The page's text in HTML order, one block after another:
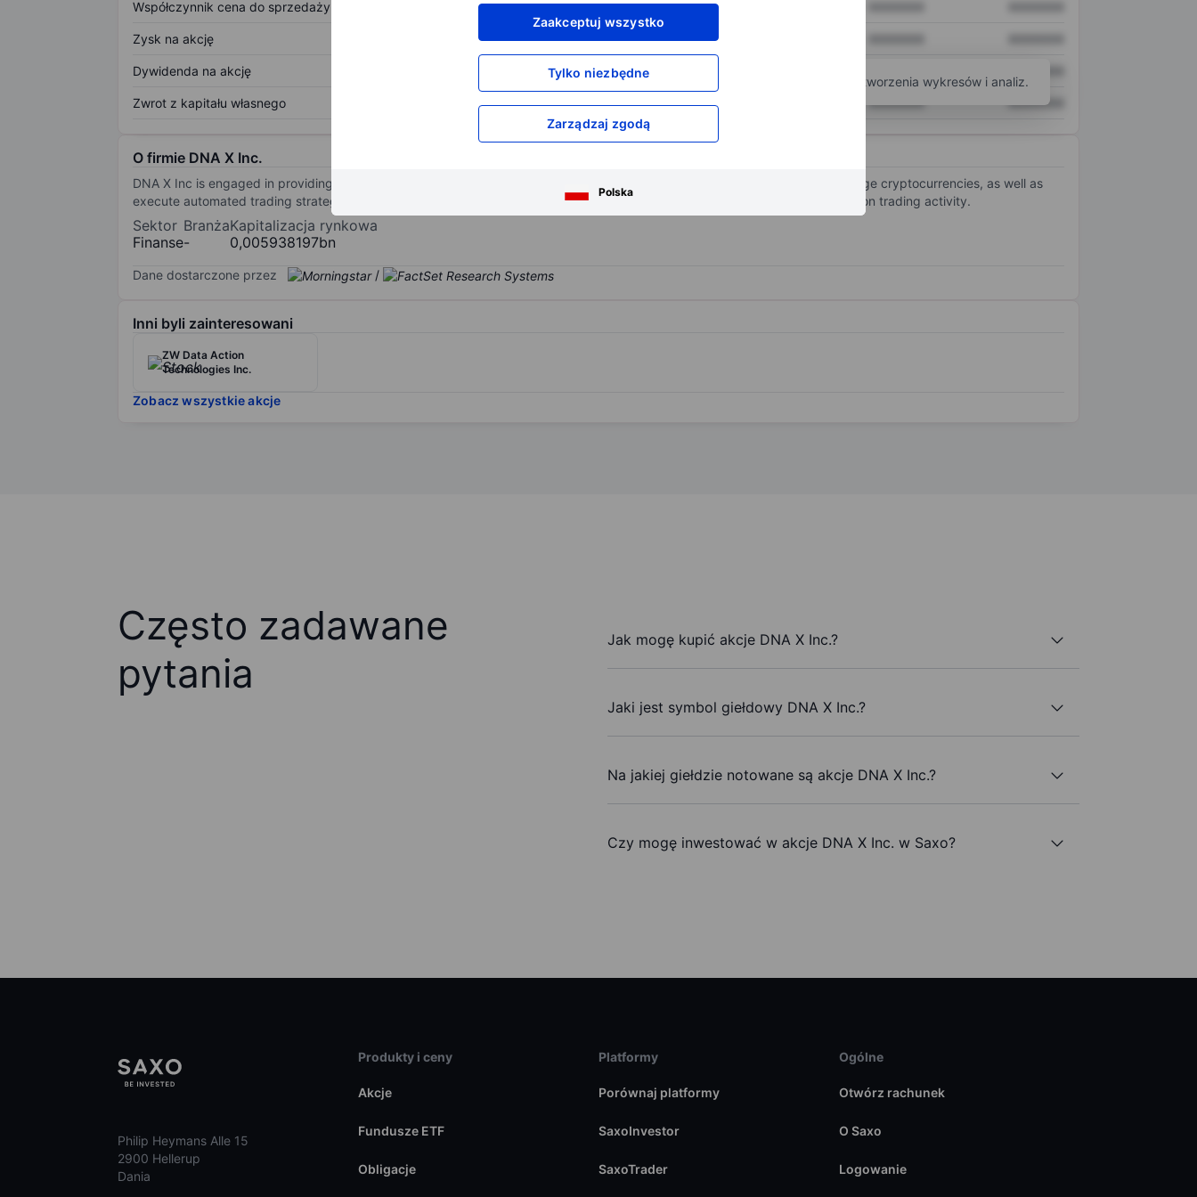
Zaakceptuj wszystko
Tylko niezbędne
Zarządzaj zgodą
Polska
Współczynnik cena do sprzedaży XXXXXXX
Zysk na akcję XXXXXXX
Dywidenda na akcję XXXXXXX
Zwrot z kapitału własnego XXXXXXX XXXXXXX XXXXXXX
Otwórz kontoaby uzyskać dostęp do większej ilości narzędzi do tworzenia wykresów i analiz.
O firmie DNA X Inc.
DNA X Inc is engaged in providing crypto trading services through its online platform, enabling users to buy, sell, and exchange cryptocurrencies, as well as
execute automated trading strategies between currency pairs. The company generates revenue from commissions and fees on trading activity.
Sektor
Finanse
Branża
-
Kapitalizacja rynkowa
0,005938197bn
Dane dostarczone przez /
Inni byli zainteresowani
ZW Data Action
Technologies Inc.
Zobacz wszystkie akcje
Często zadawane
pytania
Jak mogę kupić akcje DNA X Inc.?
Jaki jest symbol giełdowy DNA X Inc.?
Na jakiej giełdzie notowane są akcje DNA X Inc.?
Czy mogę inwestować w akcje DNA X Inc. w Saxo?
Philip Heymans Alle 15
2900 Hellerup
Dania
Produkty i ceny
Akcje
Fundusze ETF
Obligacje
Platformy
Porównaj platformy
SaxoInvestor
SaxoTrader
Ogólne
Otwórz rachunek
O Saxo
Logowanie